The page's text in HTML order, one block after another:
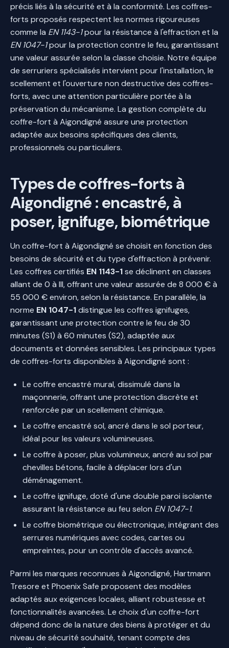
précis liés à la sécurité et à la conformité. Les coffres-
forts proposés respectent les normes rigoureuses
comme la EN 1143-1pour la résistance à l'effraction et la
EN 1047-1pour la protection contre le feu, garantissant
une valeur assurée selon la classe choisie. Notre équipe
de serruriers spécialisés intervient pour l'installation, le
scellement et l'ouverture non destructive des coffres-
forts, avec une attention particulière portée à la
préservation du mécanisme. La gestion complète du
coffre-fort à Aigondigné assure une protection
adaptée aux besoins spécifiques des clients,
professionnels ou particuliers.
Types de coffres-forts à
Aigondigné : encastré, à
poser, ignifuge, biométrique
Un coffre-fort à Aigondigné se choisit en fonction des
besoins de sécurité et du type d'effraction à prévenir.
Les coffres certifiés EN 1143-1se déclinent en classes
allant de 0 à III, offrant une valeur assurée de 8 000 € à
55 000 € environ, selon la résistance. En parallèle, la
norme EN 1047-1distingue les coffres ignifuges,
garantissant une protection contre le feu de 30
minutes (S1) à 60 minutes (S2), adaptée aux
documents et données sensibles. Les principaux types
de coffres-forts disponibles à Aigondigné sont :
Le coffre encastré mural, dissimulé dans la
maçonnerie, offrant une protection discrète et
renforcée par un scellement chimique.
Le coffre encastré sol, ancré dans le sol porteur,
idéal pour les valeurs volumineuses.
Le coffre à poser, plus volumineux, ancré au sol par
chevilles bétons, facile à déplacer lors d'un
déménagement.
Le coffre ignifuge, doté d'une double paroi isolante
assurant la résistance au feu selon EN 1047-1.
Le coffre biométrique ou électronique, intégrant des
serrures numériques avec codes, cartes ou
empreintes, pour un contrôle d'accès avancé.
Parmi les marques reconnues à Aigondigné, Hartmann
Tresore et Phoenix Safe proposent des modèles
adaptés aux exigences locales, alliant robustesse et
fonctionnalités avancées. Le choix d'un coffre-fort
dépend donc de la nature des biens à protéger et du
niveau de sécurité souhaité, tenant compte des